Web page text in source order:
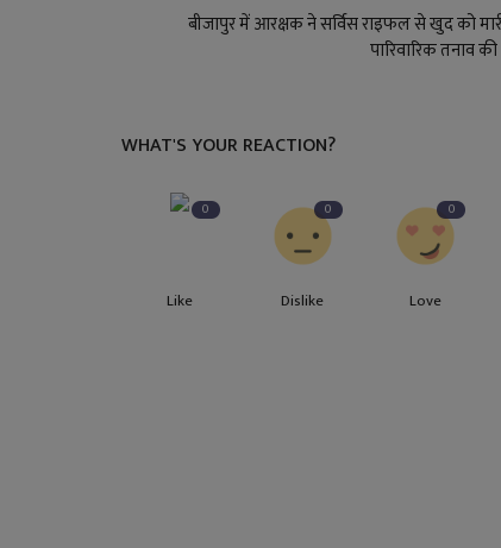
बीजापुर में आरक्षक ने सर्विस राइफल से खुद को
पारिवारिक तनाव
WHAT'S YOUR REACTION?
0
Like
0
Dislike
0
Love